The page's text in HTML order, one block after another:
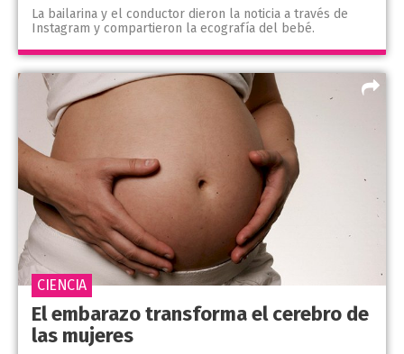
La bailarina y el conductor dieron la noticia a través de
Instagram y compartieron la ecografía del bebé.
El embarazo transforma el cerebro de
las mujeres
CIENCIA